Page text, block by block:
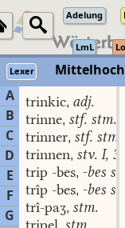
Adelung
LmL
Lexer
A
B
C
D
E
F
G
trinkic, adj.
trinne, stf. stm.
trinner, stf. stm.
trinnen, stv. I, 3.
trip -bes, -bes
trîp -bes, -bes
trî-paʒ, stm.
,